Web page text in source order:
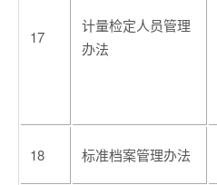
17
计量检定人员管理
办法
18 标准档案管理办法